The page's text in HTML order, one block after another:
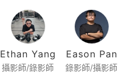
Ethan Yang
攝影師/錄影師
Eason Pan
錄影師/攝影師